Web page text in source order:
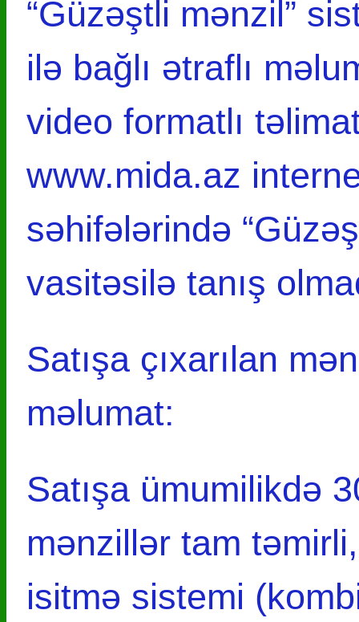
“Güzəştli mənzil”
ilə bağlı ətraflı
video formatlı
www.mida.az
səhifələrində
vasitəsilə tanış
Satışa çıxarılan
məlumat:
Satışa ümumilikdə
mənzillər tam
isitmə sistemi